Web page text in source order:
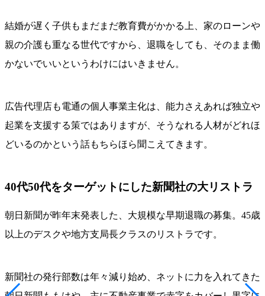
結婚が遅く子供もまだまだ教育費がかかる上、家のローンや
親の介護も重なる世代ですから、退職をしても、そのまま働
かないでいいというわけにはいきません。
広告代理店も電通の個人事業主化は、能力さえあれば独立や
起業を支援する策ではありますが、そうなれる人材がどれほ
どいるのかという話もちらほら聞こえてきます。
40代50代をターゲットにした新聞社の大リストラ
朝日新聞が昨年末発表した、大規模な早期退職の募集。45歳
以上のデスクや地方支局長クラスのリストラです。
新聞社の発行部数は年々減り始め、ネットに力を入れてきた